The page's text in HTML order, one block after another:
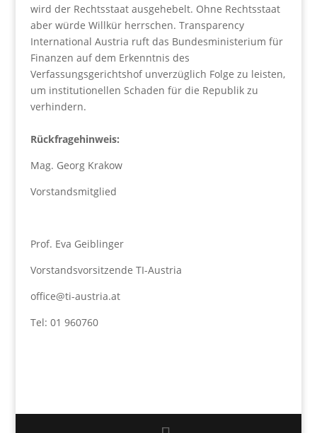
wird der Rechtsstaat ausgehebelt. Ohne Rechtsstaat
aber würde Willkür herrschen. Transparency
International Austria ruft das Bundesministerium für
Finanzen auf dem Erkenntnis des
Verfassungsgerichtshof unverzüglich Folge zu leisten,
um institutionellen Schaden für die Republik zu
verhindern.
Rückfragehinweis:
Mag. Georg Krakow
Vorstandsmitglied
Prof. Eva Geiblinger
Vorstandsvorsitzende TI-Austria
office@ti-austria.at
Tel: 01 960760